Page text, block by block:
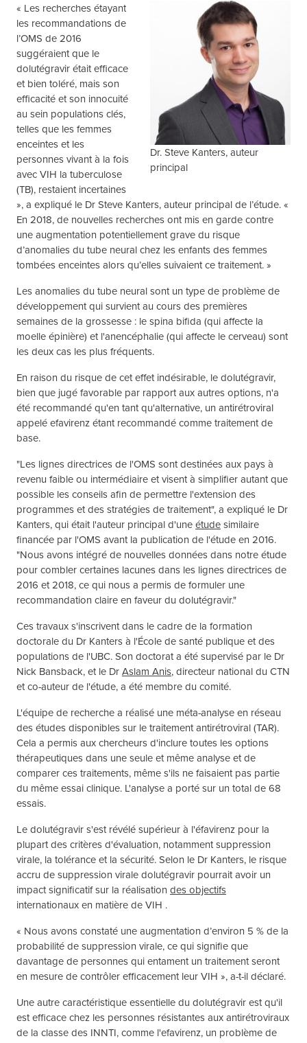
Dr. Steve Kanters, auteur
principal
« Les recherches étayant
les recommandations de
l’OMS de 2016
suggéraient que le
dolutégravir était efficace
et bien toléré, mais son
efficacité et son innocuité
au sein populations clés,
telles que les femmes
enceintes et les
personnes vivant à la fois
avec VIH la tuberculose
(TB), restaient incertaines
», a expliqué le Dr Steve Kanters, auteur principal de l’étude. «
En 2018, de nouvelles recherches ont mis en garde contre
une augmentation potentiellement grave du risque
d’anomalies du tube neural chez les enfants des femmes
tombées enceintes alors qu’elles suivaient ce traitement. »
Les anomalies du tube neural sont un type de problème de
développement qui survient au cours des premières
semaines de la grossesse : le spina bifida (qui affecte la
moelle épinière) et l'anencéphalie (qui affecte le cerveau) sont
les deux cas les plus fréquents.
En raison du risque de cet effet indésirable, le dolutégravir,
bien que jugé favorable par rapport aux autres options, n'a
été recommandé qu'en tant qu'alternative, un antirétroviral
appelé efavirenz étant recommandé comme traitement de
base.
"Les lignes directrices de l'OMS sont destinées aux pays à
revenu faible ou intermédiaire et visent à simplifier autant que
possible les conseils afin de permettre l'extension des
programmes et des stratégies de traitement", a expliqué le Dr
Kanters, qui était l'auteur principal d'uneétudesimilaire
financée par l'OMS avant la publication de l'étude en 2016.
"Nous avons intégré de nouvelles données dans notre étude
pour combler certaines lacunes dans les lignes directrices de
2016 et 2018, ce qui nous a permis de formuler une
recommandation claire en faveur du dolutégravir."
Ces travaux s'inscrivent dans le cadre de la formation
doctorale du Dr Kanters à l'École de santé publique et des
populations de l'UBC. Son doctorat a été supervisé par le Dr
Nick Bansback, et le DrAslam Anis, directeur national du CTN
et co-auteur de l'étude, a été membre du comité.
L'équipe de recherche a réalisé une méta-analyse en réseau
des études disponibles sur le traitement antirétroviral (TAR).
Cela a permis aux chercheurs d'inclure toutes les options
thérapeutiques dans une seule et même analyse et de
comparer ces traitements, même s'ils ne faisaient pas partie
du même essai clinique. L'analyse a porté sur un total de 68
essais.
Le dolutégravir s'est révélé supérieur à l'éfavirenz pour la
plupart des critères d'évaluation, notamment suppression
virale, la tolérance et la sécurité. Selon le Dr Kanters, le risque
accru de suppression virale dolutégravir pourrait avoir un
impact significatif sur la réalisation des objectifs
internationaux en matière de VIH .
« Nous avons constaté une augmentation d’environ 5 % de la
probabilité de suppression virale, ce qui signifie que
davantage de personnes qui entament un traitement seront
en mesure de contrôler efficacement leur VIH », a-t-il déclaré.
Une autre caractéristique essentielle du dolutégravir est qu'il
est efficace chez les personnes résistantes aux antirétroviraux
de la classe des INNTI, comme l'efavirenz, un problème de